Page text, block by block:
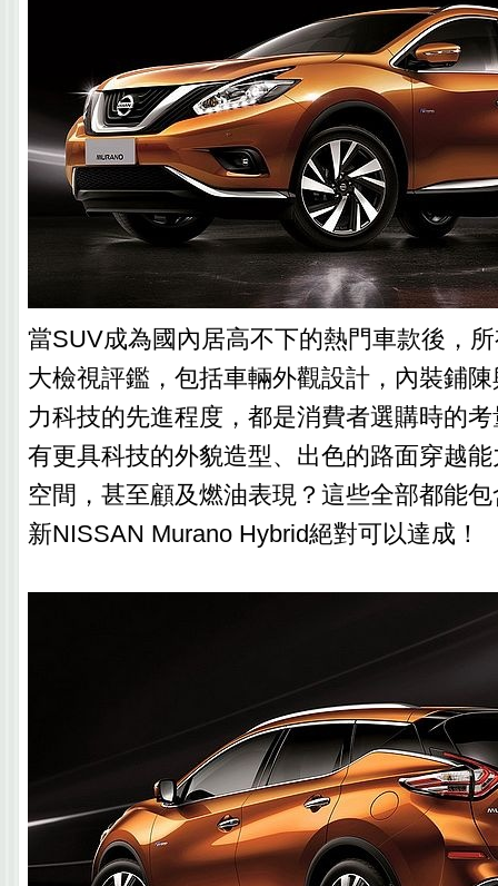
當SUV成為國內居高不下的熱門車款後，
大檢視評鑑，包括車輛外觀設計，內裝鋪
力科技的先進程度，都是消費者選購時的
有更具科技的外貌造型、出色的路面穿越
空間，甚至顧及燃油表現？這些全部都能
新NISSAN Murano Hybrid絕對可以達成！